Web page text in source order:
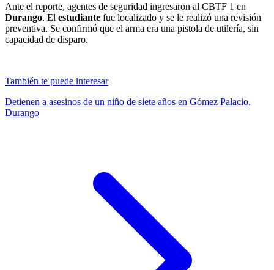
Ante el reporte, agentes de seguridad ingresaron al CBTF 1 en
Durango. El estudiante fue localizado y se le realizó una revisión
preventiva. Se confirmó que el arma era una pistola de utilería, sin
capacidad de disparo.
También te puede interesar
Detienen a asesinos de un niño de siete años en Gómez Palacio,
Durango